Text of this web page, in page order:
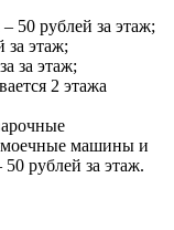
50 рублей за этаж;
за этаж;
за этаж;
2 этажа
машины и
рублей за этаж.